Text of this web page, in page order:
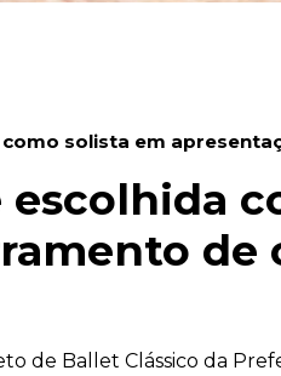
solista em
de Ballet Clássico da